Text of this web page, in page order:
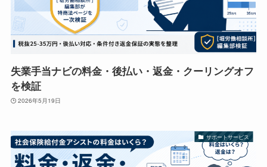
失業手当ナビの料金・後払い・返金・クーリングオフ
を検証
2026年5月19日
サポートサービス